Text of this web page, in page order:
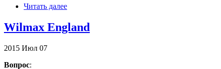
Читать далее
Wilmax England
2015 Июл 07
Вопрос: